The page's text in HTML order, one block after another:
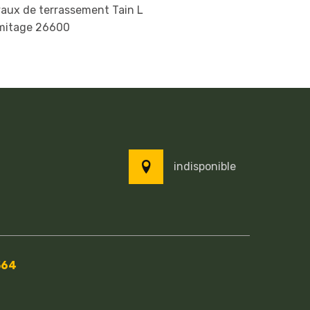
de terrassement Tain L
26600
indisponible